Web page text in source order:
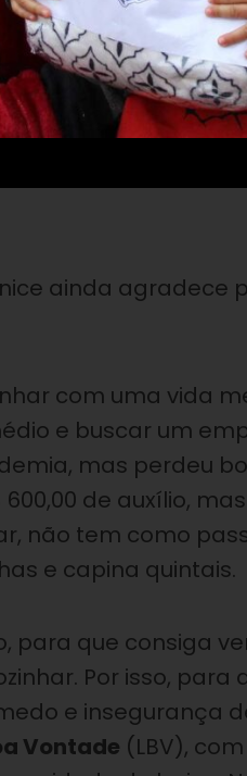
ainda agradece
com uma vida
e buscar um
mas perdeu
de auxílio,
não tem como
e capina quintais.
para que consiga
Por isso, para
e insegurança
Vontade (LBV),